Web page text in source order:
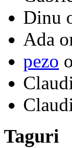
Dinu
Ada
pezo
Taguri